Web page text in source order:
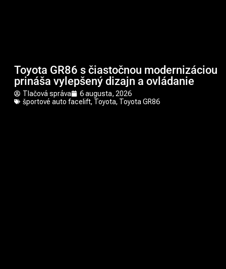
Toyota GR86 s čiastočnou modernizáciou
prináša vylepšený dizajn a ovládanie
Tlačová správa
6 augusta, 2026
športové auto facelift, Toyota, Toyota GR86